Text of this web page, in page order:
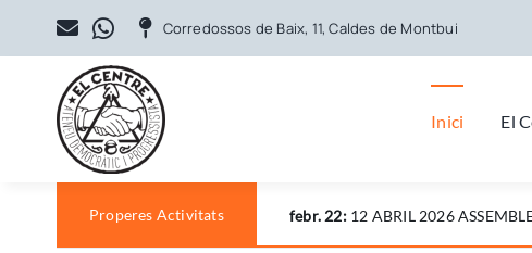
Corredossos de Baix, 11, Caldes de Montbui
Inici El
Properes Activitats febr. 22: 12 ABRIL 2026